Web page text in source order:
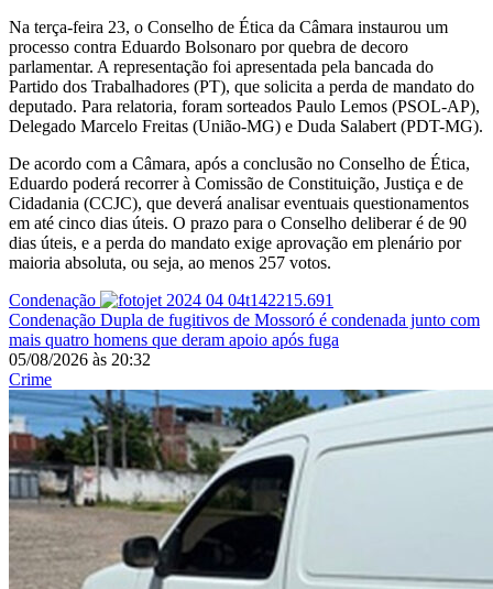
Na terça-feira 23, o Conselho de Ética da Câmara instaurou um
processo contra Eduardo Bolsonaro por quebra de decoro
parlamentar. A representação foi apresentada pela bancada do
Partido dos Trabalhadores (PT), que solicita a perda de mandato do
deputado. Para relatoria, foram sorteados Paulo Lemos (PSOL-AP),
Delegado Marcelo Freitas (União-MG) e Duda Salabert (PDT-MG).
De acordo com a Câmara, após a conclusão no Conselho de Ética,
Eduardo poderá recorrer à Comissão de Constituição, Justiça e de
Cidadania (CCJC), que deverá analisar eventuais questionamentos
em até cinco dias úteis. O prazo para o Conselho deliberar é de 90
dias úteis, e a perda do mandato exige aprovação em plenário por
maioria absoluta, ou seja, ao menos 257 votos.
Condenação
Condenação Dupla de fugitivos de Mossoró é condenada junto com
mais quatro homens que deram apoio após fuga
05/08/2026 às 20:32
Crime